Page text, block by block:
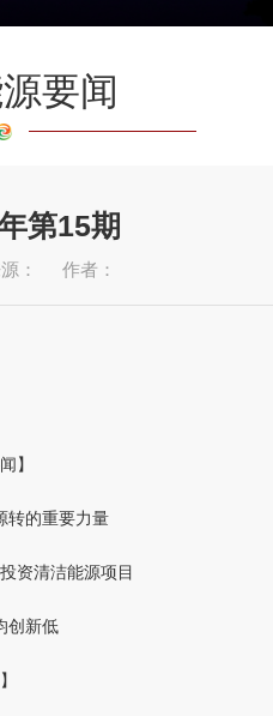
要闻
第15期
： 作者：
】
转的重要力量
资清洁能源项目
创新低